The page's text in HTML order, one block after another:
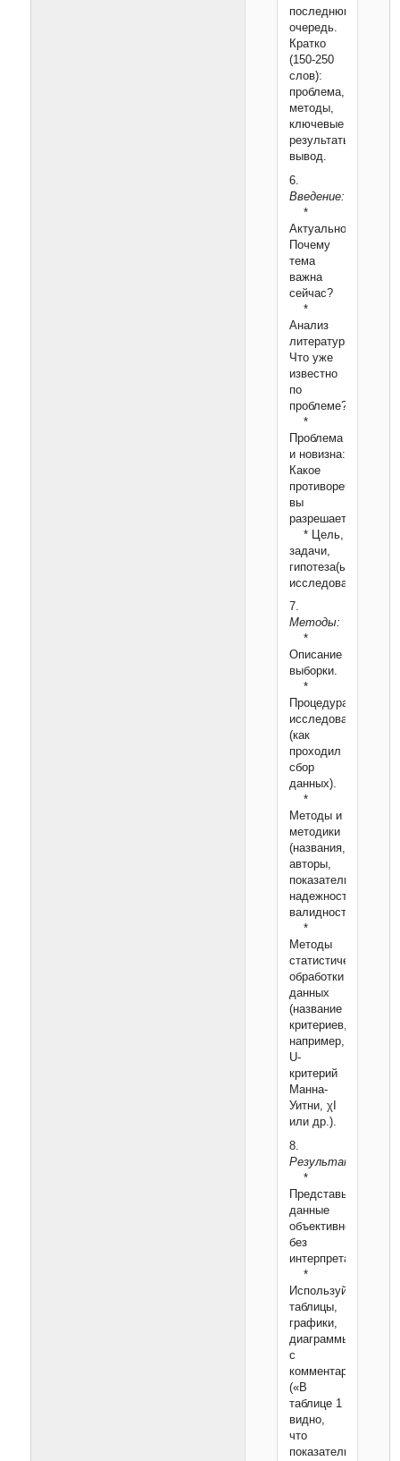
последнюю
очередь.
Кратко
(150-250
слов):
проблема,
методы,
ключевые
результаты,
вывод.
6.
Введение:
*
Актуальность:
Почему
тема
важна
сейчас?
*
Анализ
литературы:
Что уже
известно
по
проблеме?
*
Проблема
и новизна:
Какое
противоречие
вы
разрешаете?
* Цель,
задачи,
гипотеза(ы)
исследования.
7.
Методы:
*
Описание
выборки.
*
Процедура
исследования
(как
проходил
сбор
данных).
*
Методы и
методики
(названия,
авторы,
показатели
надежности/
валидности).
*
Методы
статистической
обработки
данных
(название
критериев,
например,
U-
критерий
Манна-
Уитни, χІ
или др.).
8.
Результаты:
*
Представьте
данные
объективно,
без
интерпретации.
*
Используйте
таблицы,
графики,
диаграммы
с
комментариями
(«В
таблице 1
видно,
что
показатель